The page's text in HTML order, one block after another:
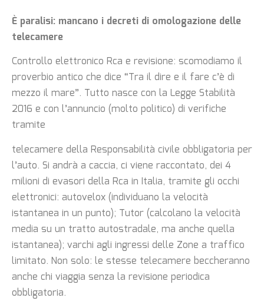
È paralisi: mancano i decreti di omologazione delle
telecamere
Controllo elettronico Rca e revisione: scomodiamo il
proverbio antico che dice “Tra il dire e il fare c’è di
mezzo il mare”. Tutto nasce con la Legge Stabilità
2016 e con l’annuncio (molto politico) di verifiche
tramite
telecamere della Responsabilità civile obbligatoria per
l’auto. Si andrà a caccia, ci viene raccontato, dei 4
milioni di evasori della Rca in Italia, tramite gli occhi
elettronici: autovelox (individuano la velocità
istantanea in un punto); Tutor (calcolano la velocità
media su un tratto autostradale, ma anche quella
istantanea); varchi agli ingressi delle Zone a traffico
limitato. Non solo: le stesse telecamere beccheranno
anche chi viaggia senza la revisione periodica
obbligatoria.